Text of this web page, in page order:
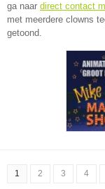
ga naar direct contact
met meerdere clowns
getoond.
1 2 3 4